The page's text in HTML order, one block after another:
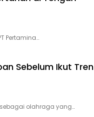
Pertamina…
Sebelum Ikut Tren
sebagai olahraga yang…